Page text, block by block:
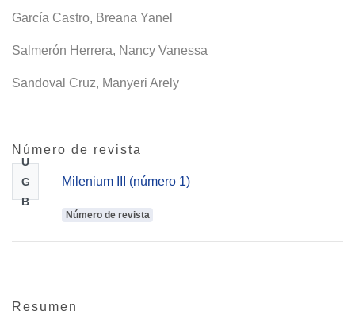
García Castro, Breana Yanel
Salmerón Herrera, Nancy Vanessa
Sandoval Cruz, Manyeri Arely
Número de revista
U
G
B
Milenium III (número 1)
Número de revista
Resumen